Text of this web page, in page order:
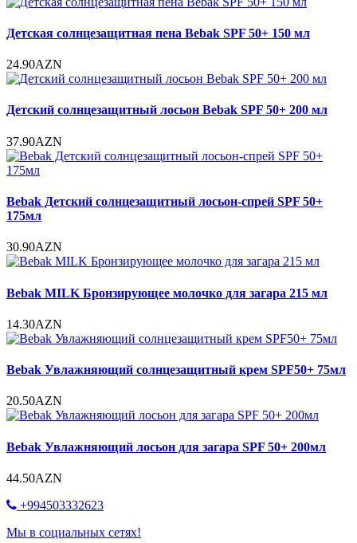
Детская солнцезащитная пена Bebak SPF 50+ 150 мл
24.90AZN
Детский солнцезащитный лосьон Bebak SPF 50+ 200 мл
37.90AZN
Bebak Детский солнцезащитный лосьон-спрей SPF 50+
175мл
30.90AZN
Bebak MILK Бронзирующее молочко для загара 215 мл
14.30AZN
Bebak Увлажняющий солнцезащитный крем SPF50+ 75мл
20.50AZN
Bebak Увлажняющий лосьон для загара SPF 50+ 200мл
44.50AZN
+994503332623
Мы в социальных сетях!